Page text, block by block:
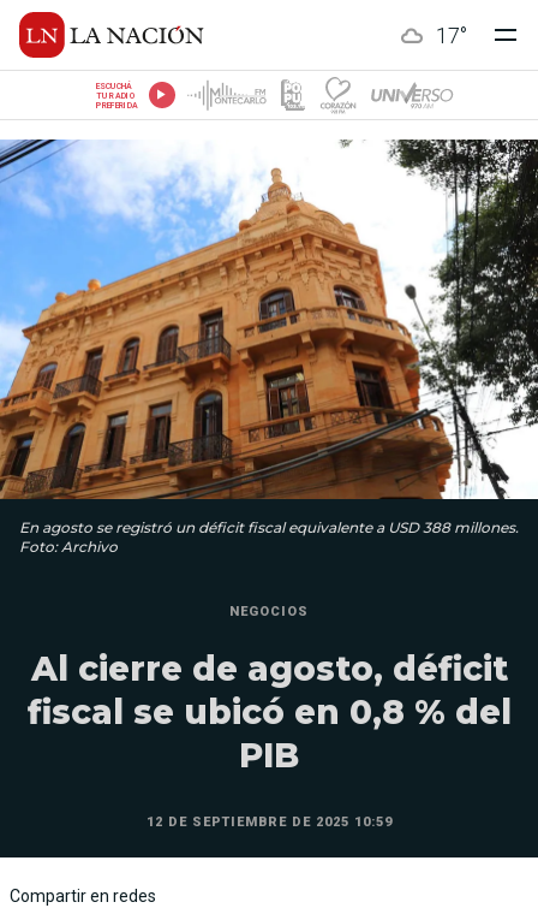
17°
ESCUCHÁ
TU RADIO
PREFERIDA
En agosto se registró un déficit fiscal equivalente a USD 388 millones.
Foto: Archivo
NEGOCIOS
Al cierre de agosto, déficit
fiscal se ubicó en 0,8 % del
PIB
12 DE SEPTIEMBRE DE 2025 10:59
Compartir en redes